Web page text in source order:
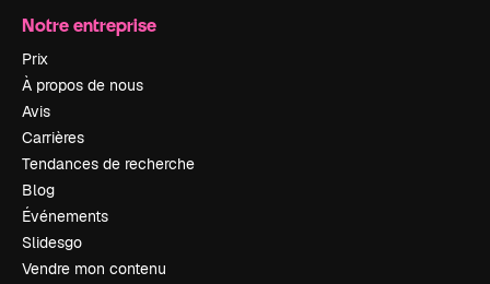
Notre entreprise
Prix
À propos de nous
Avis
Carrières
Tendances de recherche
Blog
Événements
Slidesgo
Vendre mon contenu